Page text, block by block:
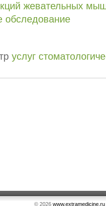
жевательных
обследование
услуг
© 2026 www.extramedicine.ru